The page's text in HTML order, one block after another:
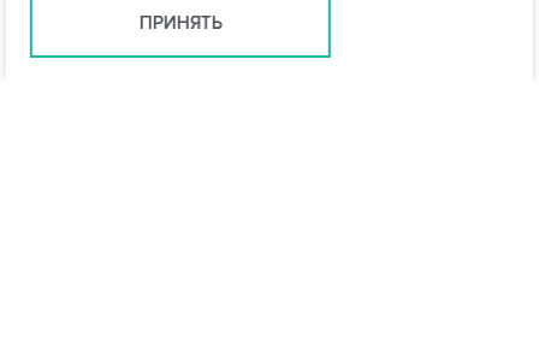
ПРИНЯТЬ